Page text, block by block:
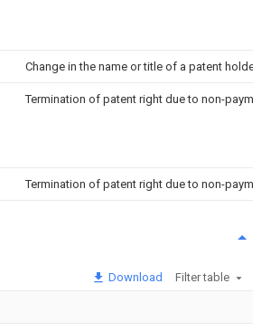
Change in the name or title of a patent holder
Termination of patent right due to non-
Termination of patent right due to non-
Download Filter table